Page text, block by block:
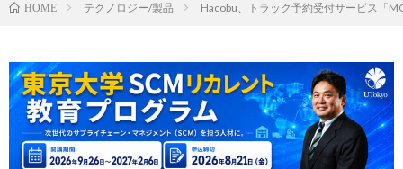
HOME テクノロジー/製品 Hacobu、トラック予約受付サービス「